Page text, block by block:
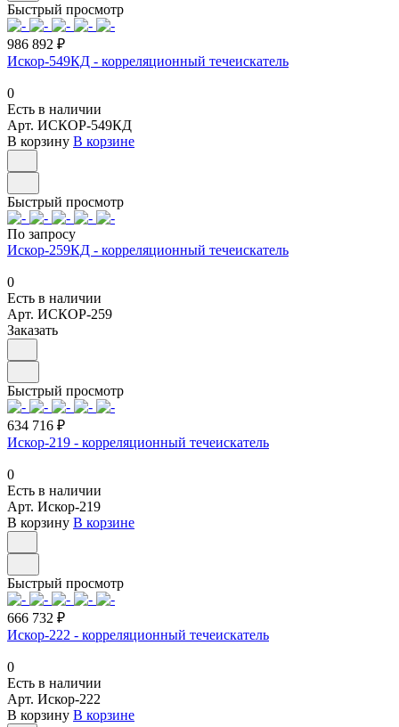
Быстрый просмотр
986 892 ₽
Искор-549КД - корреляционный течеискатель
0
Есть в наличии
Арт. ИСКОР-549КД
В корзину В корзине
Быстрый просмотр
По запросу
Искор-259КД - корреляционный течеискатель
0
Есть в наличии
Арт. ИСКОР-259
Заказать
Быстрый просмотр
634 716 ₽
Искор-219 - корреляционный течеискатель
0
Есть в наличии
Арт. Искор-219
В корзину В корзине
Быстрый просмотр
666 732 ₽
Искор-222 - корреляционный течеискатель
0
Есть в наличии
Арт. Искор-222
В корзину В корзине